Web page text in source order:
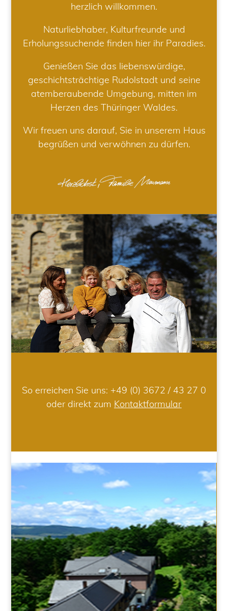
herzlich willkommen.
Naturliebhaber, Kulturfreunde und
Erholungssuchende finden hier ihr Paradies.
Genießen Sie das liebenswürdige,
geschichtsträchtige Rudolstadt und seine
atemberaubende Umgebung, mitten im
Herzen des Thüringer Waldes.
Wir freuen uns darauf, Sie in unserem Haus
begrüßen und verwöhnen zu dürfen.
So erreichen Sie uns: +49 (0) 3672 / 43 27 0
oder direkt zum Kontaktformular
HOTEL